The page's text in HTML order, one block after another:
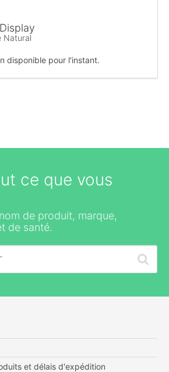
Natural
disponible pour l'instant.
ce que vous
de produit, marque,
de santé.
et délais d'expédition